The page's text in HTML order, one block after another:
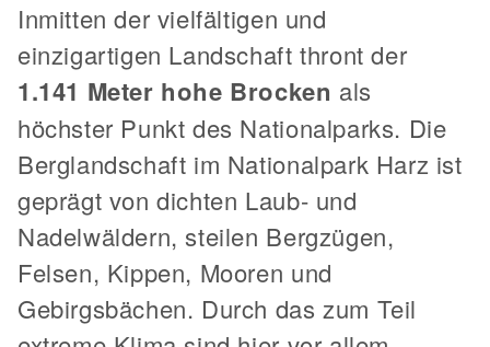
Inmitten der vielfältigen und
einzigartigen Landschaft thront der
1.141 Meter hohe Brocken als
höchster Punkt des Nationalparks. Die
Berglandschaft im Nationalpark Harz ist
geprägt von dichten Laub- und
Nadelwäldern, steilen Bergzügen,
Felsen, Kippen, Mooren und
Gebirgsbächen. Durch das zum Teil